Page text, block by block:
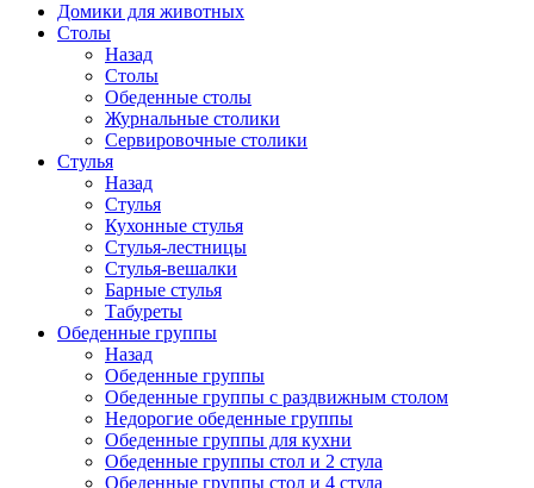
Домики для животных
Столы
Назад
Столы
Обеденные столы
Журнальные столики
Сервировочные столики
Стулья
Назад
Стулья
Кухонные стулья
Стулья-лестницы
Стулья-вешалки
Барные стулья
Табуреты
Обеденные группы
Назад
Обеденные группы
Обеденные группы с раздвижным столом
Недорогие обеденные группы
Обеденные группы для кухни
Обеденные группы стол и 2 стула
Обеденные группы стол и 4 стула